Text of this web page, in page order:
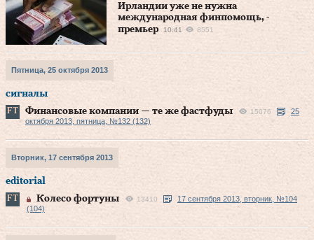
Ирландии уже не нужна
международная финпомощь, -
премьер
10:41 8551
Пятница, 25 октября 2013
сигналы
Финансовые компании — те же фастфуды
15076
25
октября 2013, пятница, №132 (132)
Вторник, 17 сентября 2013
editorial
Колесо фортуны
13410
17 сентября 2013, вторник, №104
(104)